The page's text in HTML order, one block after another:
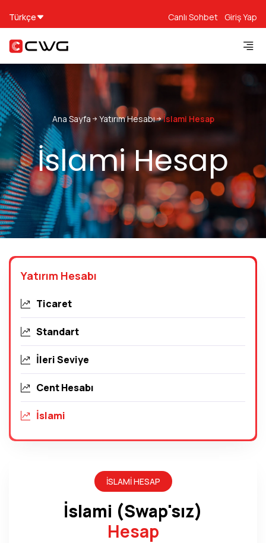
Türkçe Canlı Sohbet Giriş Yap
Ana Sayfa Yatırım Hesabı İslami Hesap
İslami Hesap
Yatırım Hesabı
Ticaret
Standart
İleri Seviye
Cent Hesabı
İslami
İSLAMI HESAP
İslami (Swap'sız)
Hesap